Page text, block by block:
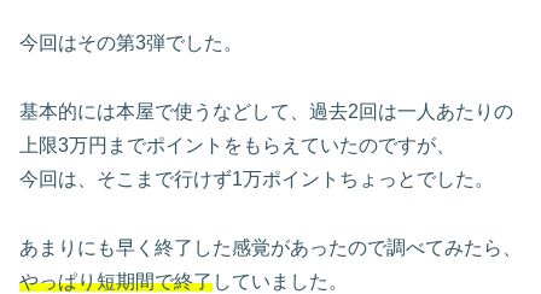
今回はその第3弾でした。
基本的には本屋で使うなどして、過去2回は一人あたりの
上限3万円までポイントをもらえていたのですが、
今回は、そこまで行けず1万ポイントちょっとでした。
あまりにも早く終了した感覚があったので調べてみたら、
やっぱり短期間で終了していました。